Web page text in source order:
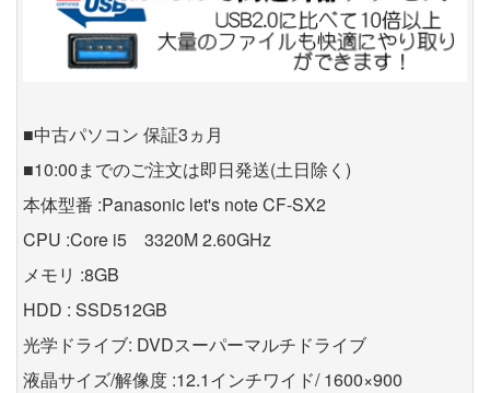
■中古パソコン 保証3ヵ月
■10:00までのご注文は即日発送(土日除く)
本体型番 :Panasonic let's note CF-SX2
CPU :Core i5 3320M 2.60GHz
メモリ :8GB
HDD : SSD512GB
光学ドライブ: DVDスーパーマルチドライブ
液晶サイズ/解像度 :12.1インチワイド/ 1600×900